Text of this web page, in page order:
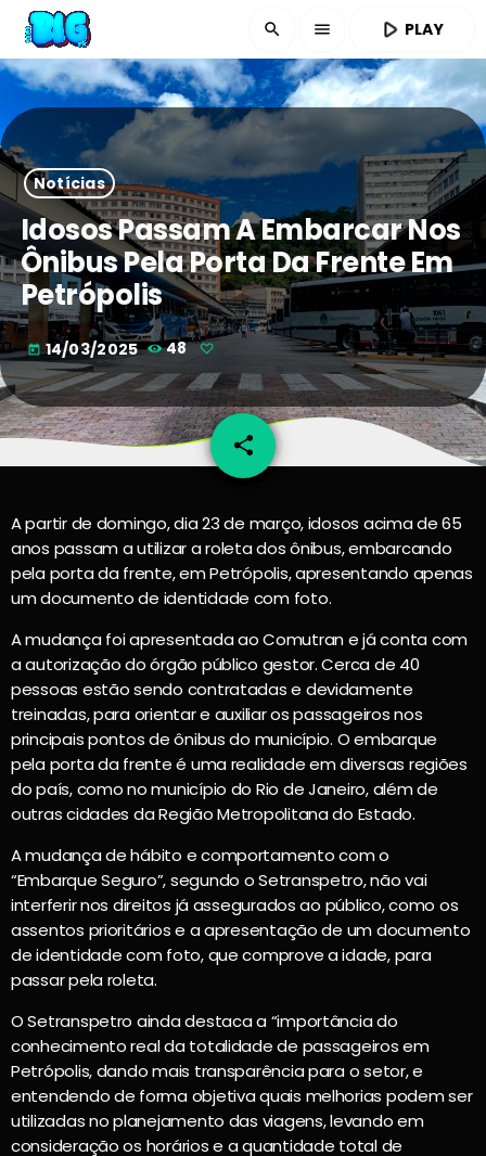
search menu play_arrow PLAY
Notícias
Idosos Passam A Embarcar Nos
Ônibus Pela Porta Da Frente Em
Petrópolis
today 14/03/2025 48
share
email
A partir de domingo, dia 23 de março, idosos acima de 65
anos passam a utilizar a roleta dos ônibus, embarcando
pela porta da frente, em Petrópolis, apresentando apenas
um documento de identidade com foto.
A mudança foi apresentada ao Comutran e já conta com
a autorização do órgão público gestor. Cerca de 40
pessoas estão sendo contratadas e devidamente
treinadas, para orientar e auxiliar os passageiros nos
principais pontos de ônibus do município. O embarque
pela porta da frente é uma realidade em diversas regiões
do país, como no município do Rio de Janeiro, além de
outras cidades da Região Metropolitana do Estado.
A mudança de hábito e comportamento com o
“Embarque Seguro”, segundo o Setranspetro, não vai
interferir nos direitos já assegurados ao público, como os
assentos prioritários e a apresentação de um documento
de identidade com foto, que comprove a idade, para
passar pela roleta.
O Setranspetro ainda destaca a “importância do
conhecimento real da totalidade de passageiros em
Petrópolis, dando mais transparência para o setor, e
entendendo de forma objetiva quais melhorias podem ser
utilizadas no planejamento das viagens, levando em
consideração os horários e a quantidade total de